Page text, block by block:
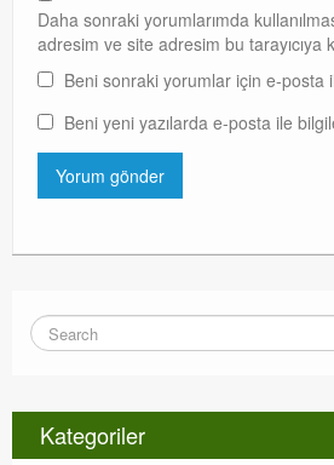
Daha sonraki yorumlarımda
adresim ve site adresim bu tarayıcıya
Beni sonraki yorumlar için e-posta
Beni yeni yazılarda e-posta ile
Kategoriler